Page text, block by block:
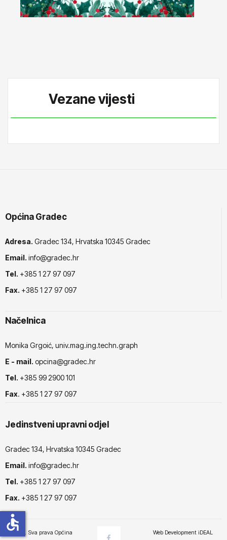
Vezane vijesti
Općina Gradec
Adresa. Gradec 134, Hrvatska 10345 Gradec
Email. info@gradec.hr
Tel. +385 1 27 97 097
Fax. +385 1 27 97 097
Načelnica
Monika Grgoić, univ.mag.ing.techn.graph
E - mail. opcina@gradec.hr
Tel. +385 99 2900 101
Fax. +385 1 27 97 097
Jedinstveni upravni odjel
Gradec 134, Hrvatska 10345 Gradec
Email. info@gradec.hr
Tel. +385 1 27 97 097
Fax. +385 1 27 97 097
© 2025. Sva prava Općina Web Development iDEAL
accessible